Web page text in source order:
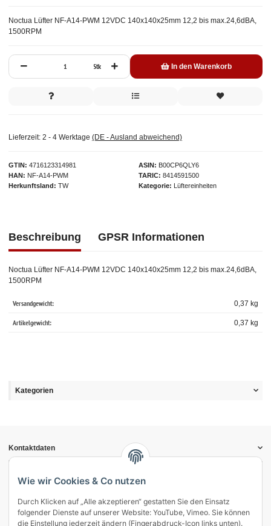
Wie wir Cookies & Co nutzen
Durch Klicken auf „Alle akzeptieren“ gestatten Sie den Einsatz
folgender Dienste auf unserer Website: YouTube, Vimeo. Sie können
die Einstellung jederzeit ändern (Fingerabdruck-Icon links unten).
GTIN 4716123314981
HAN
NF-A14-PWM
Herkunftsland
TW
ASIN
B00CP6QLY6
TARIC
8414591500
Kategorie
Lüftereinheiten
Noctua Lüfter NF-A14-PWM 12VDC 140x140x25mm 12,2 bis max.24,6dBA,
1500RPM
Stk In den Warenkorb
Lieferzeit: 2 - 4 Werktage (DE - Ausland abweichend)
Beschreibung GPSR Informationen
Noctua Lüfter NF-A14-PWM 12VDC 140x140x25mm 12,2 bis max.24,6dBA,
1500RPM
Versandgewicht: 0,37 kg
Artikelgewicht: 0,37 kg
Kategorien
Kontaktdaten
Informationen
Gesetzliche Informationen
Vertrag widerrufen
Zahlung & Versand